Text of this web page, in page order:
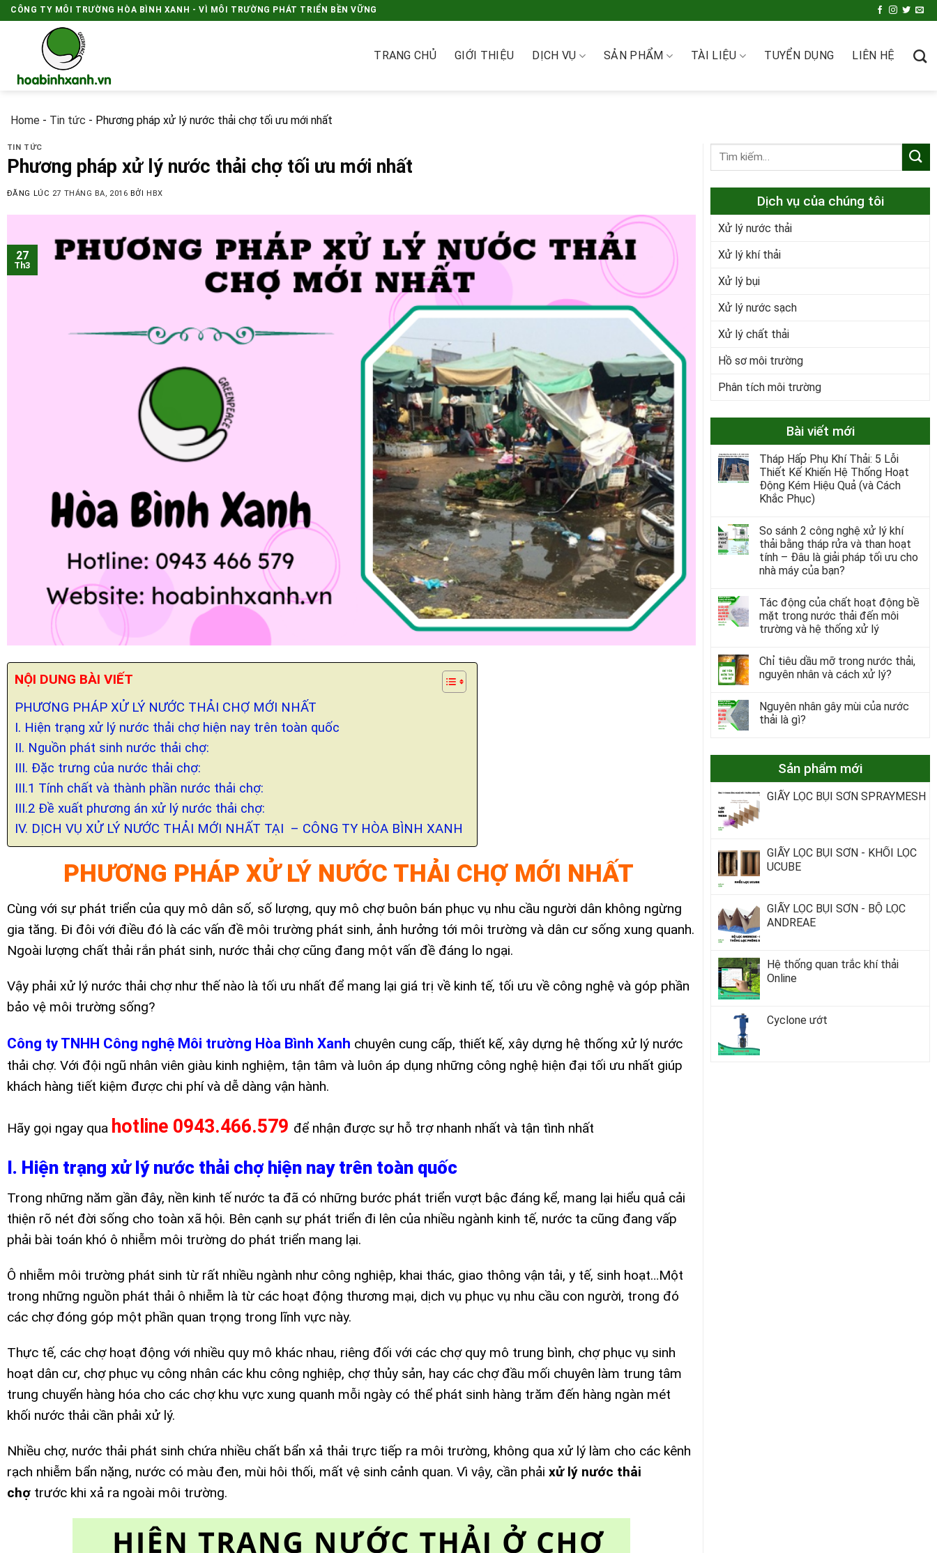
Skip
to
CÔNG TY MÔI TRƯỜNG HÒA BÌNH XANH - VÌ MÔI TRƯỜNG PHÁT TRIỂN BỀN VỮNG
TRANG CHỦ GIỚI THIỆU DỊCH VỤ SẢN PHẨM TÀI LIỆU TUYỂN DỤNG LIÊN HỆ
Home - Tin tức - Phương pháp xử lý nước thải chợ tối ưu mới nhất
TIN TỨC
Phương pháp xử lý nước thải chợ tối ưu mới nhất
ĐĂNG LÚC 27 THÁNG BA, 2016 BỞI HBX
27
Th3
NỘI DUNG BÀI VIẾT
PHƯƠNG PHÁP XỬ LÝ NƯỚC THẢI CHỢ MỚI NHẤT
I. Hiện trạng xử lý nước thải chợ hiện nay trên toàn quốc
II. Nguồn phát sinh nước thải chợ:
III. Đặc trưng của nước thải chợ:
III.1 Tính chất và thành phần nước thải chợ:
III.2 Đề xuất phương án xử lý nước thải chợ:
IV. DỊCH VỤ XỬ LÝ NƯỚC THẢI MỚI NHẤT TẠI – CÔNG TY HÒA BÌNH XANH
PHƯƠNG PHÁP XỬ LÝ NƯỚC THẢI CHỢ MỚI NHẤT
Cùng với sự phát triển của quy mô dân số, số lượng, quy mô chợ buôn bán phục vụ nhu cầu người dân không ngừng
gia tăng. Đi đôi với điều đó là các vấn đề môi trường phát sinh, ảnh hưởng tới môi trường và dân cư sống xung quanh.
Ngoài lượng chất thải rắn phát sinh, nước thải chợ cũng đang một vấn đề đáng lo ngại.
Vậy phải xử lý nước thải chợ như thế nào là tối ưu nhất để mang lại giá trị về kinh tế, tối ưu về công nghệ và góp phần
bảo vệ môi trường sống?
Công ty TNHH Công nghệ Môi trường Hòa Bình Xanh chuyên cung cấp, thiết kế, xây dựng hệ thống xử lý nước
thải chợ. Với đội ngũ nhân viên giàu kinh nghiệm, tận tâm và luôn áp dụng những công nghệ hiện đại tối ưu nhất giúp
khách hàng tiết kiệm được chi phí và dễ dàng vận hành.
Hãy gọi ngay qua hotline 0943.466.579 để nhận được sự hỗ trợ nhanh nhất và tận tình nhất
I. Hiện trạng xử lý nước thải chợ hiện nay trên toàn quốc
Trong những năm gần đây, nền kinh tế nước ta đã có những bước phát triển vượt bậc đáng kể, mang lại hiểu quả cải
thiện rõ nét đời sống cho toàn xã hội. Bên cạnh sự phát triển đi lên của nhiều ngành kinh tế, nước ta cũng đang vấp
phải bài toán khó ô nhiễm môi trường do phát triển mang lại.
Ô nhiễm môi trường phát sinh từ rất nhiều ngành như công nghiệp, khai thác, giao thông vận tải, y tế, sinh hoạt…Một
trong những nguồn phát thải ô nhiễm là từ các hoạt động thương mại, dịch vụ phục vụ nhu cầu con người, trong đó
các chợ đóng góp một phần quan trọng trong lĩnh vực này.
Thực tế, các chợ hoạt động với nhiều quy mô khác nhau, riêng đối với các chợ quy mô trung bình, chợ phục vụ sinh
hoạt dân cư, chợ phục vụ công nhân các khu công nghiệp, chợ thủy sản, hay các chợ đầu mối chuyên làm trung tâm
trung chuyển hàng hóa cho các chợ khu vực xung quanh mỗi ngày có thể phát sinh hàng trăm đến hàng ngàn mét
khối nước thải cần phải xử lý.
Nhiều chợ, nước thải phát sinh chứa nhiều chất bẩn xả thải trực tiếp ra môi trường, không qua xử lý làm cho các kênh
rạch nhiễm bẩn nặng, nước có màu đen, mùi hôi thối, mất vệ sinh cảnh quan. Vì vậy, cần phải xử lý nước thải
chợ trước khi xả ra ngoài môi trường.
Dịch vụ của chúng tôi
Xử lý nước thải
Xử lý khí thải
Xử lý bụi
Xử lý nước sạch
Xử lý chất thải
Hồ sơ môi trường
Phân tích môi trường
Bài viết mới
Tháp Hấp Phụ Khí Thải: 5 Lỗi
Thiết Kế Khiến Hệ Thống Hoạt
Động Kém Hiệu Quả (và Cách
Khắc Phục)
So sánh 2 công nghệ xử lý khí
thải bằng tháp rửa và than hoạt
tính – Đâu là giải pháp tối ưu cho
nhà máy của bạn?
Tác động của chất hoạt động bề
mặt trong nước thải đến môi
trường và hệ thống xử lý
Chỉ tiêu dầu mỡ trong nước thải,
nguyên nhân và cách xử lý?
Nguyên nhân gây mùi của nước
thải là gì?
Sản phẩm mới
GIẤY LỌC BỤI SƠN SPRAYMESH
GIẤY LỌC BỤI SƠN - KHỐI LỌC
UCUBE
GIẤY LỌC BỤI SƠN - BỘ LỌC
ANDREAE
Hệ thống quan trắc khí thải
Online
Cyclone ướt